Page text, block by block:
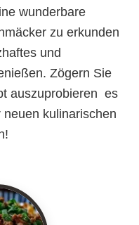
wunderbare
zu erkunden
und
Zögern Sie
auszuprobieren  es
kulinarischen